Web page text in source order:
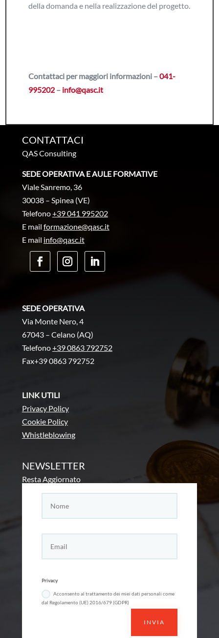
della domanda e nella realizzazione del progetto.
Contattaci per maggiori informazioni –041-
995202 – info@qasc.it
CONTATTACI
QAS Consulting
SEDE OPERATIVA E AULE FORMATIVE
Viale Sanremo, 36
30038 – Spinea (VE)
Telefono+39 041 995202
E mail formazione@qasc.it
E mail info@qasc.it
SEDE OPERATIVA
Via Monte Nero, 4
67043 – Celano (AQ)
Telefono+39 0863 792752
Fax+39 0863 792752
LINK UTILI
Privacy Policy
Cookie Policy
Whistleblowing
NEWSLETTER
Resta Aggiornato
Privacy
Acconsento al trattamento dei miei dati personali come
dal Regolamento (UE) 2016/679 (GDPR)
INVIA